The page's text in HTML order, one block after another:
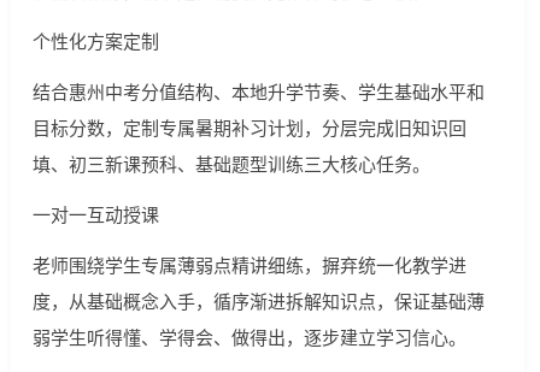
个性化方案定制
结合惠州中考分值结构、本地升学节奏、学生基础水平和
目标分数，定制专属暑期补习计划，分层完成旧知识回
填、初三新课预科、基础题型训练三大核心任务。
一对一互动授课
老师围绕学生专属薄弱点精讲细练，摒弃统一化教学进
度，从基础概念入手，循序渐进拆解知识点，保证基础薄
弱学生听得懂、学得会、做得出，逐步建立学习信心。